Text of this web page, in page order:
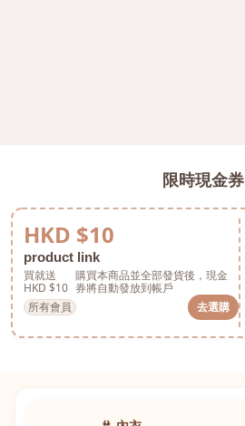
限時現金券
HKD $10
product link
買就送
HKD $10
購買本商品並全部發貨後，現金
券將自動發放到帳戶
所有會員
去選購